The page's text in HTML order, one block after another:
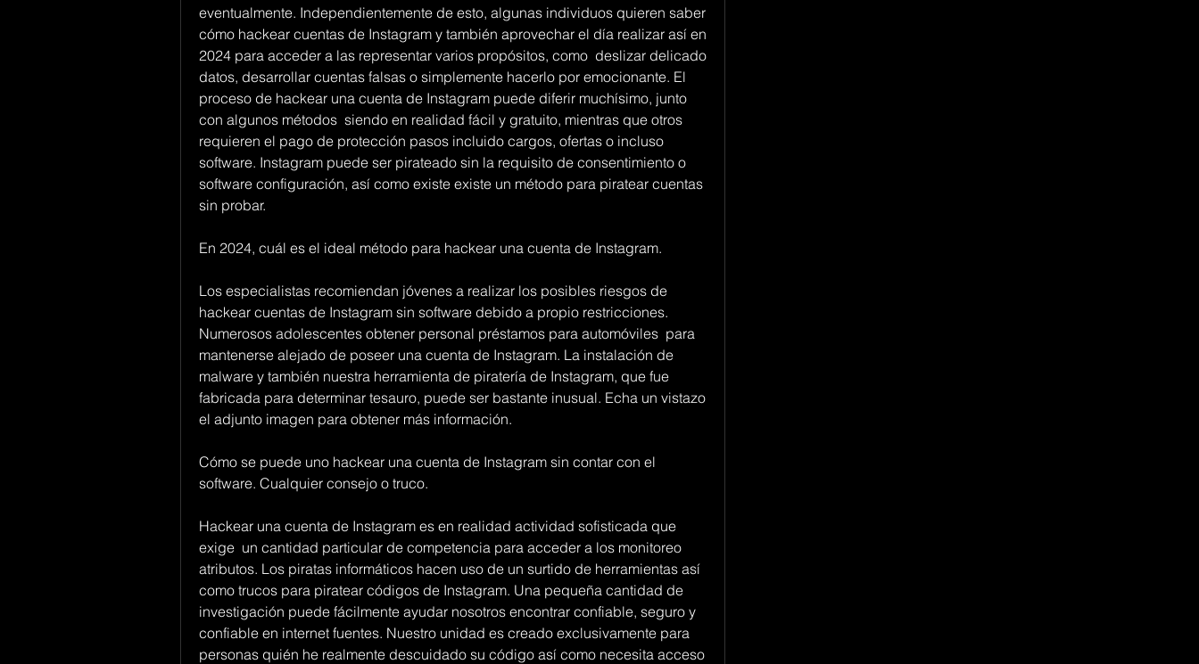
eventualmente. Independientemente de esto, algunas individuos quieren saber
cómo hackear cuentas de Instagram y también aprovechar el día realizar así en
2024 para acceder a las representar varios propósitos, como  deslizar delicado
datos, desarrollar cuentas falsas o simplemente hacerlo por emocionante. El
proceso de hackear una cuenta de Instagram puede diferir muchísimo, junto
con algunos métodos  siendo en realidad fácil y gratuito, mientras que otros
requieren el pago de protección pasos incluido cargos, ofertas o incluso
software. Instagram puede ser pirateado sin la requisito de consentimiento o
software configuración, así como existe existe un método para piratear cuentas
sin probar.
En 2024, cuál es el ideal método para hackear una cuenta de Instagram.
Los especialistas recomiendan jóvenes a realizar los posibles riesgos de
hackear cuentas de Instagram sin software debido a propio restricciones.
Numerosos adolescentes obtener personal préstamos para automóviles  para
mantenerse alejado de poseer una cuenta de Instagram. La instalación de
malware y también nuestra herramienta de piratería de Instagram, que fue
fabricada para determinar tesauro, puede ser bastante inusual. Echa un vistazo
el adjunto imagen para obtener más información.
Cómo se puede uno hackear una cuenta de Instagram sin contar con el
software. Cualquier consejo o truco.
Hackear una cuenta de Instagram es en realidad actividad sofisticada que
exige  un cantidad particular de competencia para acceder a los monitoreo
atributos. Los piratas informáticos hacen uso de un surtido de herramientas así
como trucos para piratear códigos de Instagram. Una pequeña cantidad de
investigación puede fácilmente ayudar nosotros encontrar confiable, seguro y
confiable en internet fuentes. Nuestro unidad es creado exclusivamente para
personas quién he realmente descuidado su código así como necesita acceso